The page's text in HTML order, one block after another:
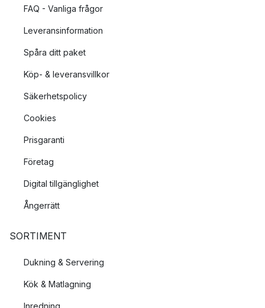
FAQ - Vanliga frågor
Leveransinformation
Spåra ditt paket
Köp- & leveransvillkor
Säkerhetspolicy
Cookies
Prisgaranti
Företag
Digital tillgänglighet
Ångerrätt
SORTIMENT
Dukning & Servering
Kök & Matlagning
Inredning